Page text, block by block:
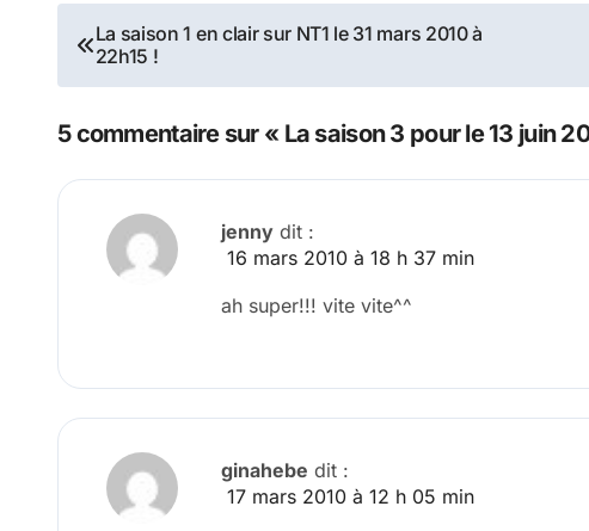
Navigation
de
l’article
La saison 1 en clair sur NT1 le 31 mars 2010 à
22h15 !
5 commentaire sur « La saison 3 pour le 13 juin
jenny dit :
16 mars 2010 à 18 h 37 min
ah super!!! vite vite^^
ginahebe dit :
17 mars 2010 à 12 h 05 min